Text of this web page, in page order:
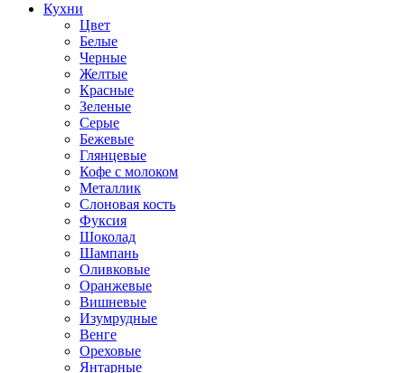
Кухни
Цвет
Белые
Черные
Желтые
Красные
Зеленые
Серые
Бежевые
Глянцевые
Кофе с молоком
Металлик
Слоновая кость
Фуксия
Шоколад
Шампань
Оливковые
Оранжевые
Вишневые
Изумрудные
Венге
Ореховые
Янтарные